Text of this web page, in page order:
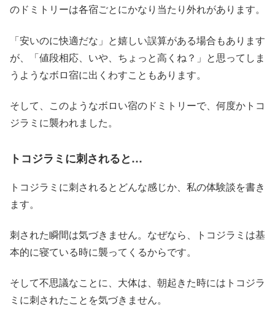
のドミトリーは各宿ごとにかなり当たり外れがあります。
「安いのに快適だな」と嬉しい誤算がある場合もあります
が、「値段相応、いや、ちょっと高くね？」と思ってしま
うようなボロ宿に出くわすこともあります。
そして、このようなボロい宿のドミトリーで、何度かトコ
ジラミに襲われました。
トコジラミに刺されると…
トコジラミに刺されるとどんな感じか、私の体験談を書き
ます。
刺された瞬間は気づきません。なぜなら、トコジラミは基
本的に寝ている時に襲ってくるからです。
そして不思議なことに、大体は、朝起きた時にはトコジラ
ミに刺されたことを気づきません。